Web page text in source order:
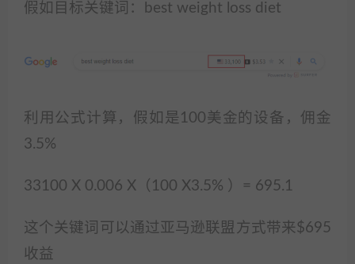
假如目标关键词：best weight loss diet
利用公式计算，假如是100美金的设备，佣金
3.5%
33100 X 0.006 X（100 X3.5% ）= 695.1
这个关键词可以通过亚马逊联盟方式带来$695
收益